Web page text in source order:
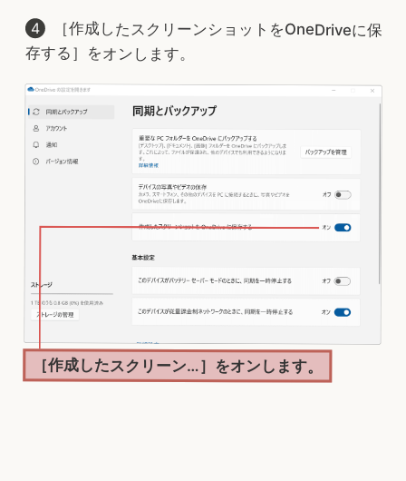
［作成したスクリーンショットをOneDriveに保
存する］をオンします。
［作成したスクリーン…］をオンします。